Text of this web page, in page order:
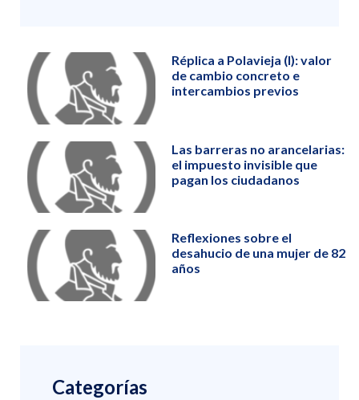
Réplica a Polavieja (I): valor
de cambio concreto e
intercambios previos
Las barreras no arancelarias:
el impuesto invisible que
pagan los ciudadanos
Reflexiones sobre el
desahucio de una mujer de 82
años
Categorías